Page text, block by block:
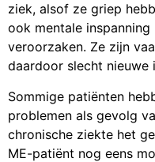
ziek, alsof ze griep
ook mentale
veroorzaken. Ze zijn
daardoor slecht nieuwe
Sommige patiënten
problemen als gevolg
chronische ziekte het
ME-patiënt nog eens